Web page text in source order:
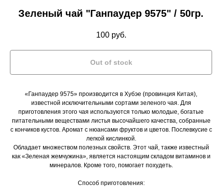
Зеленый чай "Ганпаудер 9575" / 50гр.
100 руб.
Out of stock
«Ганпаудер 9575» производится в Хубэе (провинция Китая),
известной исключительными сортами зеленого чая. Для
приготовления этого чая используются только молодые, богатые
питательными веществами листья высочайшего качества, собранные
с кончиков кустов. Аромат с нюансами фруктов и цветов. Послевкусие с
легкой кислинкой.
Обладает множеством полезных свойств. Этот чай, также известный
как «Зеленая жемчужина», является настоящим складом витаминов и
минералов. Кроме того, помогает похудеть.
Способ приготовления: